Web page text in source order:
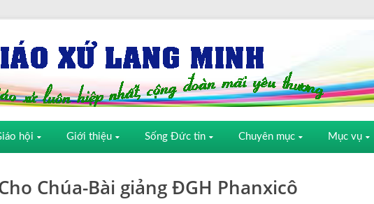
hội Giới thiệu Sống Đức tin Chuyên mục Mục vụ
Chúa-Bài giảng ĐGH Phanxicô